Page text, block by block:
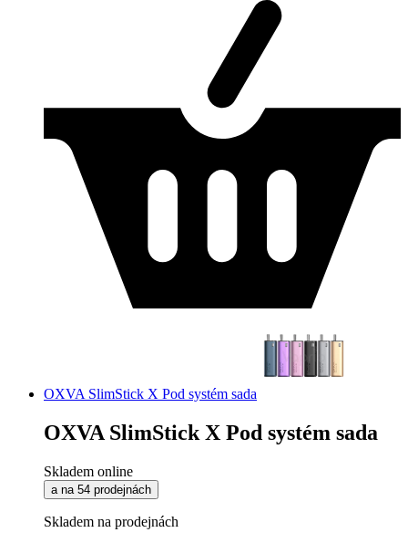
OXVA SlimStick X Pod systém sada
OXVA SlimStick X Pod systém sada
Skladem online
a na 54 prodejnách
Skladem na prodejnách